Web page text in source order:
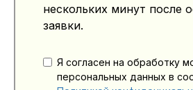
нескольких минут после
заявки.
Я согласен на обработку
персональных данных в